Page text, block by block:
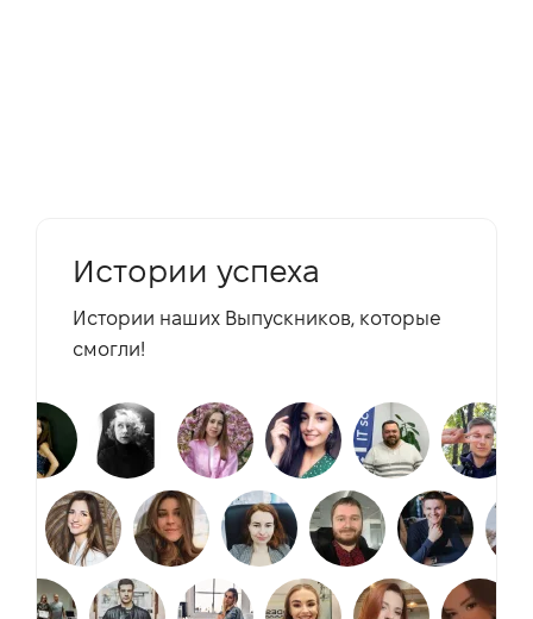
Истории успеха
Истории наших Выпускников, которые
смогли!